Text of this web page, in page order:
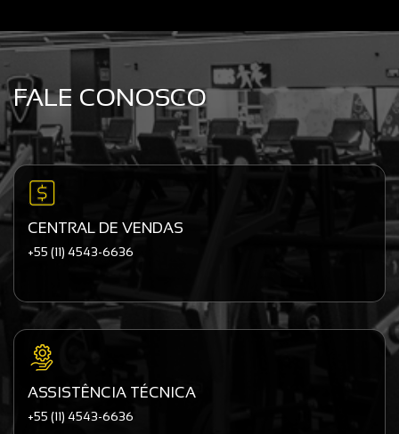
FALE CONOSCO
CENTRAL DE VENDAS
+55 (11) 4543-6636
ASSISTÊNCIA TÉCNICA
+55 (11) 4543-6636